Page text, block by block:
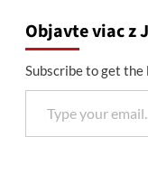
Objavte viac z
Subscribe to get
Type your email…